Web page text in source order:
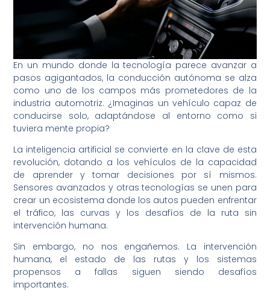
En un mundo donde la tecnología parece avanzar a
pasos agigantados, la conducción autónoma se alza
como uno de los campos más prometedores de la
industria automotriz. ¿Imaginas un vehículo capaz de
conducirse solo, adaptándose al entorno como si
tuviera mente propia?
La inteligencia artificial se convierte en la clave de esta
revolución, dotando a los vehículos de la capacidad
de aprender y tomar decisiones por sí mismos.
Sensores avanzados y otras tecnologías se unen para
crear un ecosistema donde los autos pueden enfrentar
el tráfico, las curvas y los desafíos de la ruta sin
intervención humana.
Sin embargo, no nos engañemos. La intervención
humana, el estado de las rutas y los sistemas
propensos a fallas siguen siendo desafíos
importantes.